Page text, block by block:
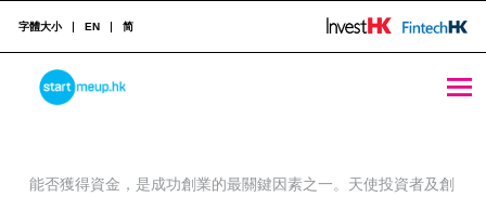
STARTMEUPHK
STARTMEUPHK FESTIVAL IS THE LEADING STARTUP AND INNOVATION CONFERENCE EVENT IN HONG KONG
字體大小 EN 简
天使投資者及創投人士
能否獲得資金，是成功創業的最關鍵因素之一。天使投資者及創